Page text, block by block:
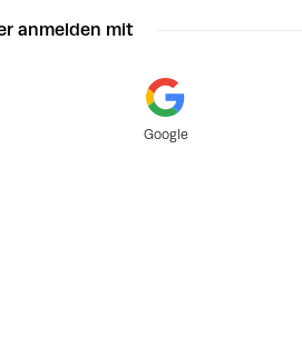
anmelden mit
Google